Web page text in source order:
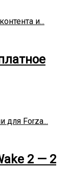
и...
для Forza...
2 — 2